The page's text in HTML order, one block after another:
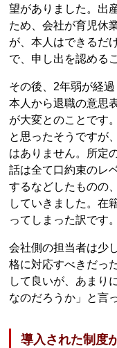
望がありました。出
ため、会社が育児休
が、本人はできるだ
で、申し出を認める
その後、2年弱が経
本人から退職の意思
が大変とのことです
と思ったそうですが
はありません。所定
話は全て口約束のレ
するなどしたものの
していきました。在
ってしまった訳です。
会社側の担当者は少
格に対応すべきだっ
して良いが、あまり
なのだろうか」と言
導入された制度